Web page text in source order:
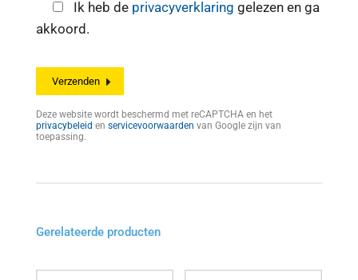
Ik heb de privacyverklaring gelezen en ga
akkoord.
Deze website wordt beschermd met reCAPTCHA en het
privacybeleid en servicevoorwaarden van Google zijn van
toepassing.
Gerelateerde producten